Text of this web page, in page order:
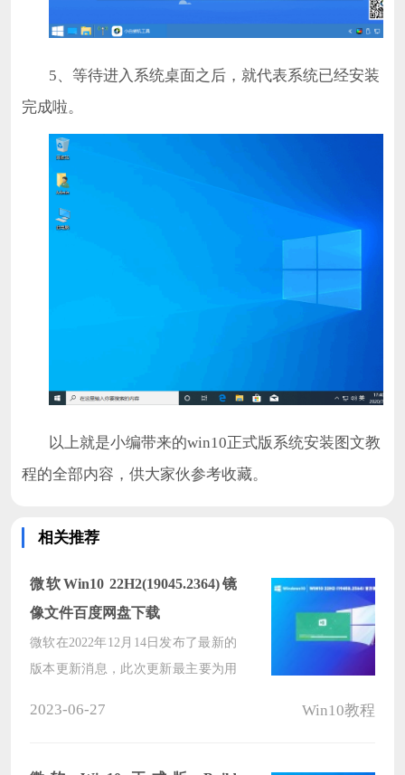
5、等待进入系统桌面之后，就代表系统已经安装
完成啦。
以上就是小编带来的win10正式版系统安装图文教
程的全部内容，供大家伙参考收藏。
相关推荐
微软Win10 22H2(19045.2364)镜
像文件百度网盘下载
微软在2022年12月14日发布了最新的
版本更新消息，此次更新最主要为用
2023-06-27 Win10教程